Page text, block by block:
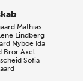
Mathias
Lindberg
Nyboe Ida
Bror Axel
Sofia